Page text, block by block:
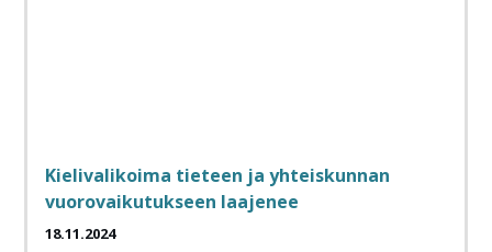
Kielivalikoima tieteen ja yhteiskunnan
vuorovaikutukseen laajenee
18.11.2024